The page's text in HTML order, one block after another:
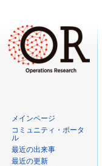
メインページ
コミュニティ・ポータ
ル
最近の出来事
最近の更新